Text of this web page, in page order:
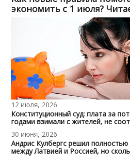
экономить с 1 июля?
12 июля, 2026
Конституционный суд: плата за
годами взимали с жителей, не
30 июня, 2026
Андрис Кулбергс решил
между Латвией и Россией, но